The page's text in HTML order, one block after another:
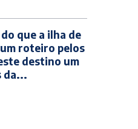
que a ilha de
roteiro pelos
destino um
da...